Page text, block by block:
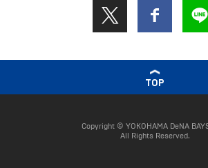
TOP
Copyright © YOKOHAMA DeNA
All Rights Reserved.